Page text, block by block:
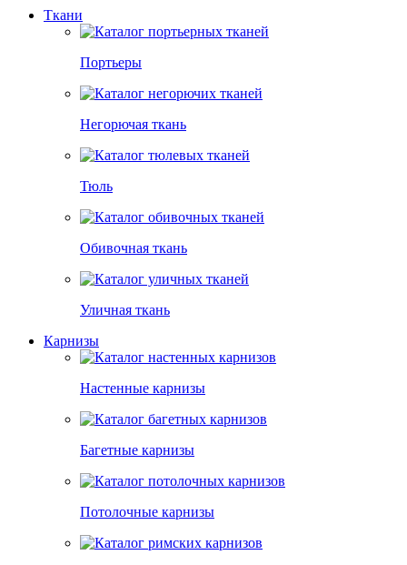
Ткани
Портьеры
Негорючая ткань
Тюль
Обивочная ткань
Уличная ткань
Карнизы
Настенные карнизы
Багетные карнизы
Потолочные карнизы